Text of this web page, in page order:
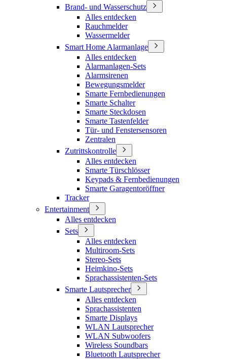
Brand- und Wasserschutz
Alles entdecken
Rauchmelder
Wassermelder
Smart Home Alarmanlage
Alles entdecken
Alarmanlagen-Sets
Alarmsirenen
Bewegungsmelder
Smarte Fernbedienungen
Smarte Schalter
Smarte Steckdosen
Smarte Tastenfelder
Tür- und Fenstersensoren
Zentralen
Zutrittskontrolle
Alles entdecken
Smarte Türschlösser
Keypads & Fernbedienungen
Smarte Garagentoröffner
Tracker
Entertainment
Alles entdecken
Sets
Alles entdecken
Multiroom-Sets
Stereo-Sets
Heimkino-Sets
Sprachassistenten-Sets
Smarte Lautsprecher
Alles entdecken
Sprachassistenten
Smarte Displays
WLAN Lautsprecher
WLAN Subwoofers
Wireless Soundbars
Bluetooth Lautsprecher